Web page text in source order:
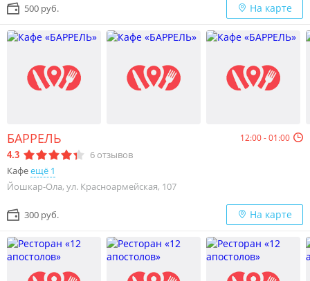
500 руб. На карте
БАРРЕЛЬ 12:00 - 01:00
4.3 6отзывов
Кафеещё 1
Йошкар-Ола, ул. Красноармейская, 107
300 руб. На карте